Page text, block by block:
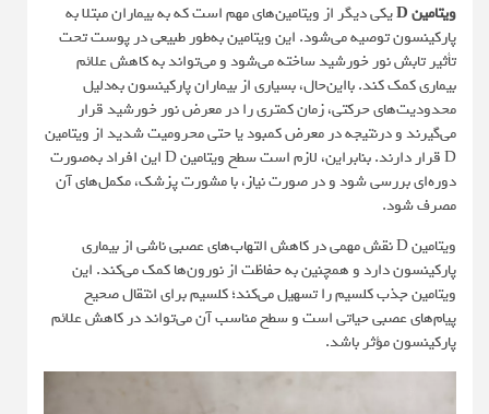
ویتامین D
یکی دیگر از ویتامین‌های مهم است که به بیماران مبتلا به
پارکینسون توصیه می‌شود. این ویتامین به‌طور طبیعی در پوست تحت
تأثیر تابش نور خورشید ساخته می‌شود و می‌تواند به کاهش علائم
بیماری کمک کند. بااین‌حال، بسیاری از بیماران پارکینسون به‌دلیل
محدودیت‌های حرکتی، زمان کمتری را در معرض نور خورشید قرار
می‌گیرند و درنتیجه در معرض کمبود یا حتی محرومیت شدید از ویتامین
D قرار دارند. بنابراین، لازم است سطح ویتامین D این افراد به‌صورت
دوره‌ای بررسی شود و در صورت نیاز، با مشورت پزشک، مکمل‌های آن
مصرف شود.
ویتامین D نقش مهمی در کاهش التهاب‌های عصبی ناشی از بیماری
پارکینسون دارد و همچنین به حفاظت از نورون‌ها کمک می‌کند. این
ویتامین جذب کلسیم را تسهیل می‌کند؛ کلسیم برای انتقال صحیح
پیام‌های عصبی حیاتی است و سطح مناسب آن می‌تواند در کاهش علائم
پارکینسون مؤثر باشد.